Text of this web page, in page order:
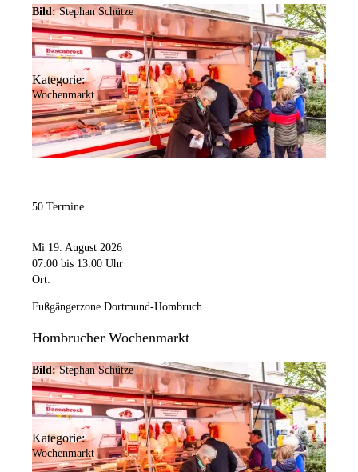
Bild: Stephan Schütze
Kategorie:
Wochenmarkt
50 Termine
Mi 19. August 2026
07:00 bis 13:00 Uhr
Ort:
Fußgängerzone Dortmund-Hombruch
Hombrucher Wochenmarkt
Bild: Stephan Schütze
Kategorie:
Wochenmarkt